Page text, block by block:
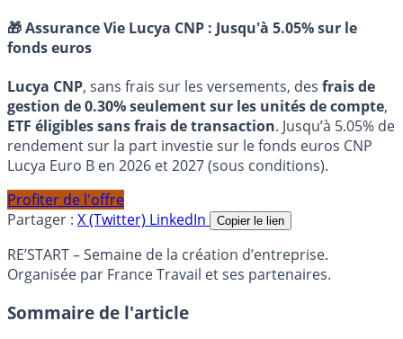
🎁 Assurance Vie Lucya CNP : Jusqu'à 5.05% sur le
fonds euros
Lucya CNP, sans frais sur les versements, des frais de
gestion de 0.30% seulement sur les unités de compte,
ETF éligibles sans frais de transaction. Jusqu’à 5.05% de
rendement sur la part investie sur le fonds euros CNP
Lucya Euro B en 2026 et 2027 (sous conditions).
Profiter de l'offre
Partager : X (Twitter) LinkedIn Copier le lien
RE’START – Semaine de la création d’entreprise.
Organisée par France Travail et ses partenaires.
Sommaire de l'article